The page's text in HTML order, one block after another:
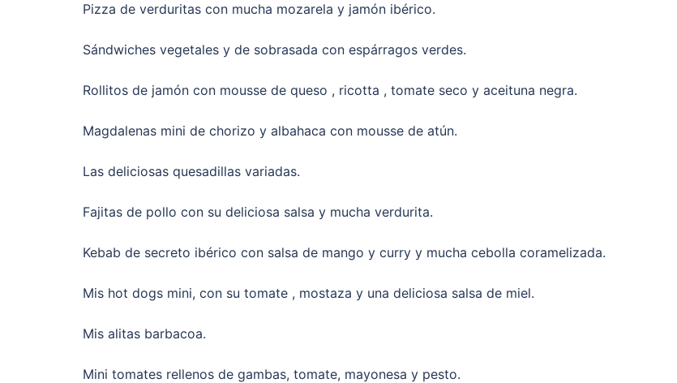
Pizza de verduritas con mucha mozarela y jamón ibérico.
Sándwiches vegetales y de sobrasada con espárragos verdes.
Rollitos de jamón con mousse de queso , ricotta , tomate seco y aceituna negra.
Magdalenas mini de chorizo y albahaca con mousse de atún.
Las deliciosas quesadillas variadas.
Fajitas de pollo con su deliciosa salsa y mucha verdurita.
Kebab de secreto ibérico con salsa de mango y curry y mucha cebolla coramelizada.
Mis hot dogs mini, con su tomate , mostaza y una deliciosa salsa de miel.
Mis alitas barbacoa.
Mini tomates rellenos de gambas, tomate, mayonesa y pesto.